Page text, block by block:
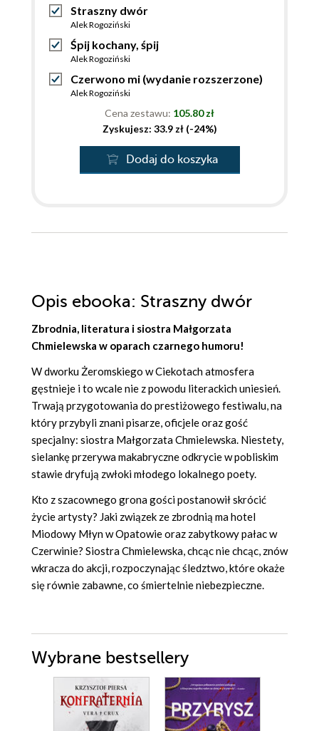
Straszny dwór
Alek Rogoziński
Śpij kochany, śpij
Alek Rogoziński
Czerwono mi (wydanie rozszerzone)
Alek Rogoziński
Cena zestawu: 105.80 zł
Zyskujesz: 33.9 zł (-24%)
Dodaj do koszyka
Opis ebooka: Straszny dwór
Zbrodnia, literatura i siostra Małgorzata
Chmielewska w oparach czarnego humoru!
W dworku Żeromskiego w Ciekotach atmosfera
gęstnieje i to wcale nie z powodu literackich uniesień.
Trwają przygotowania do prestiżowego festiwalu, na
który przybyli znani pisarze, oficjele oraz gość
specjalny: siostra Małgorzata Chmielewska. Niestety,
sielankę przerywa makabryczne odkrycie w pobliskim
stawie dryfują zwłoki młodego lokalnego poety.
Kto z szacownego grona gości postanowił skrócić
życie artysty? Jaki związek ze zbrodnią ma hotel
Miodowy Młyn w Opatowie oraz zabytkowy pałac w
Czerwinie? Siostra Chmielewska, chcąc nie chcąc, znów
wkracza do akcji, rozpoczynając śledztwo, które okaże
się równie zabawne, co śmiertelnie niebezpieczne.
Wybrane bestsellery